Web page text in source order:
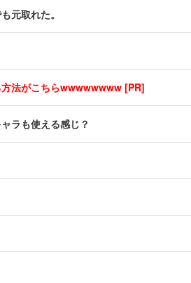
元取れた。
法がこちらwwwwwwww [PR]
ラも使える感じ？